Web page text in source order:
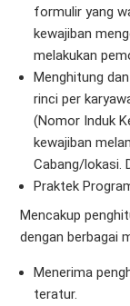
formulir yang
kewajiban
melakukan
Menghitung
rinci per
(Nomor Induk
kewajiban
Cabang/lokasi.
Praktek
Mencakup
dengan berbagai
Menerima
teratur.